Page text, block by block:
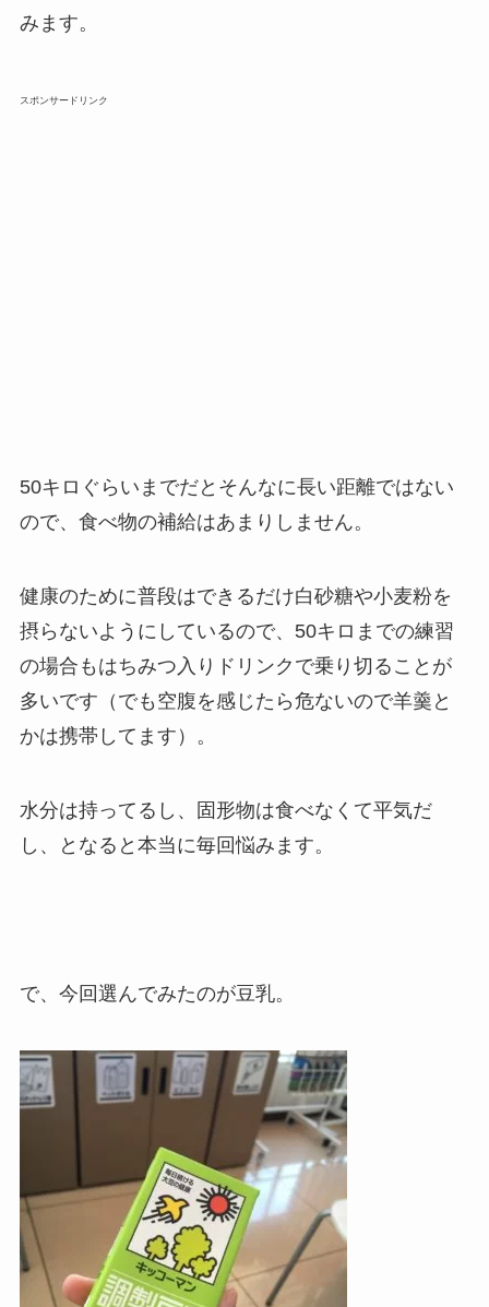
みます。
スポンサードリンク
50キロぐらいまでだとそんなに長い距離ではない
ので、食べ物の補給はあまりしません。
健康のために普段はできるだけ白砂糖や小麦粉を
摂らないようにしているので、50キロまでの練習
の場合もはちみつ入りドリンクで乗り切ることが
多いです（でも空腹を感じたら危ないので羊羹と
かは携帯してます）。
水分は持ってるし、固形物は食べなくて平気だ
し、となると本当に毎回悩みます。
で、今回選んでみたのが豆乳。